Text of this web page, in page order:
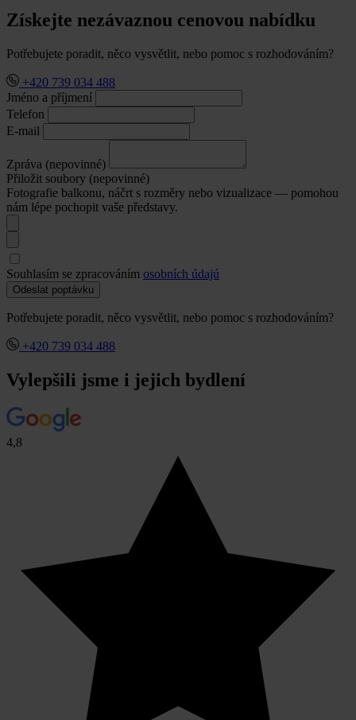
Získejte nezávaznou cenovou nabídku
Potřebujete poradit, něco vysvětlit, nebo pomoc s rozhodováním?
+420 739 034 488
Jméno a příjmení
Telefon
E-mail
Zpráva (nepovinné)
Přiložit soubory (nepovinné)
Fotografie balkonu, náčrt s rozměry nebo vizualizace — pomohou
nám lépe pochopit vaše představy.
Souhlasím se zpracováním osobních údajú
Odeslat poptávku
Potřebujete poradit, něco vysvětlit, nebo pomoc s rozhodováním?
+420 739 034 488
Vylepšili jsme i jejich bydlení
4,8